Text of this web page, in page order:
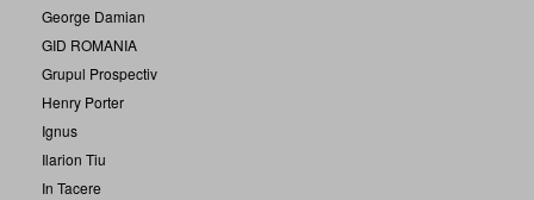
George Damian
GID ROMANIA
Grupul Prospectiv
Henry Porter
Ignus
Ilarion Tiu
In Tacere